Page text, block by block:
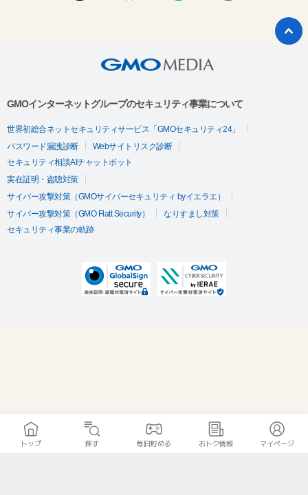
GMOインターネットグループのセキュリティ事業について
世界初総合ネットセキュリティサービス「GMOセキュリティ24」
パスワード漏洩診断
Webサイトリスク診断
セキュリティ相談AIチャットボット
実在証明・盗聴対策
サイバー攻撃対策（GMOサイバーセキュリティ byイエラエ）
サイバー攻撃対策（GMO Flatt Security）
なりすまし対策
セキュリティ事業の軌跡
トップ 探す 毎日貯める おトク情報 マイページ